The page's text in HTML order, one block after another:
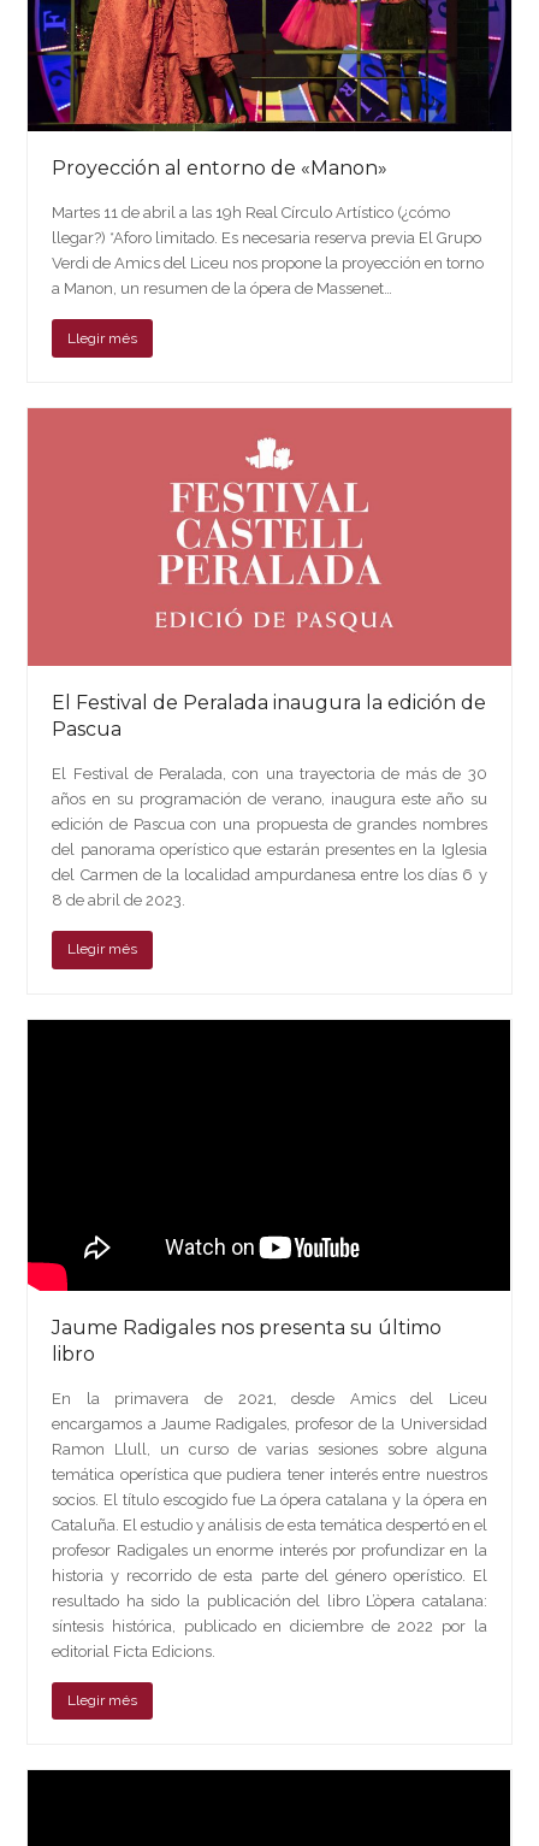
Proyección al entorno de «Manon»
Martes 11 de abril a las 19h Real Círculo Artístico (¿cómo
llegar?) *Aforo limitado. Es necesaria reserva previa El Grupo
Verdi de Amics del Liceu nos propone la proyección en torno
a Manon, un resumen de la ópera de Massenet…
Llegir més
El Festival de Peralada inaugura la edición de
Pascua
El Festival de Peralada, con una trayectoria de más de 30
años en su programación de verano, inaugura este año su
edición de Pascua con una propuesta de grandes nombres
del panorama operístico que estarán presentes en la Iglesia
del Carmen de la localidad ampurdanesa entre los días 6 y
8 de abril de 2023.
Llegir més
Jaume Radigales nos presenta su último
libro
En la primavera de 2021, desde Amics del Liceu
encargamos a Jaume Radigales, profesor de la Universidad
Ramon Llull, un curso de varias sesiones sobre alguna
temática operística que pudiera tener interés entre nuestros
socios. El título escogido fue La ópera catalana y la ópera en
Cataluña. El estudio y análisis de esta temática despertó en el
profesor Radigales un enorme interés por profundizar en la
historia y recorrido de esta parte del género operístico. El
resultado ha sido la publicación del libro L’òpera catalana:
síntesis histórica, publicado en diciembre de 2022 por la
editorial Ficta Edicions.
Llegir més